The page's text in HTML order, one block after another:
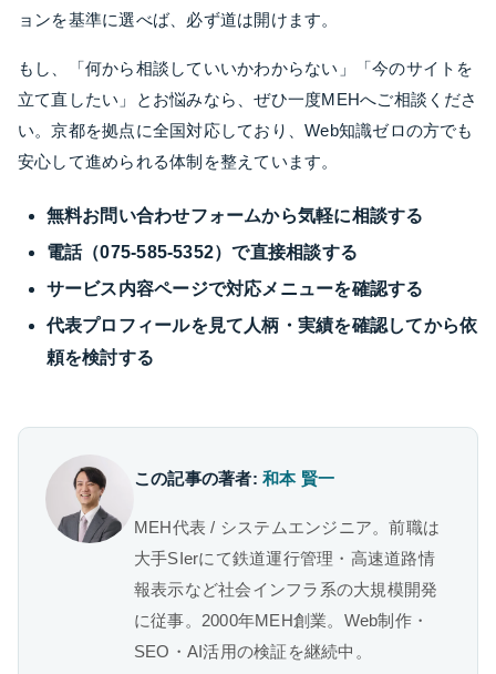
ョンを基準に選べば、必ず道は開けます。
もし、「何から相談していいかわからない」「今のサイトを
立て直したい」とお悩みなら、ぜひ一度MEHへご相談くださ
い。京都を拠点に全国対応しており、Web知識ゼロの方でも
安心して進められる体制を整えています。
無料お問い合わせフォームから気軽に相談する
電話（075-585-5352）で直接相談する
サービス内容ページで対応メニューを確認する
代表プロフィールを見て人柄・実績を確認してから依
頼を検討する
この記事の著者:和本 賢一
MEH代表 / システムエンジニア。前職は
大手SIerにて鉄道運行管理・高速道路情
報表示など社会インフラ系の大規模開発
に従事。2000年MEH創業。Web制作・
SEO・AI活用の検証を継続中。